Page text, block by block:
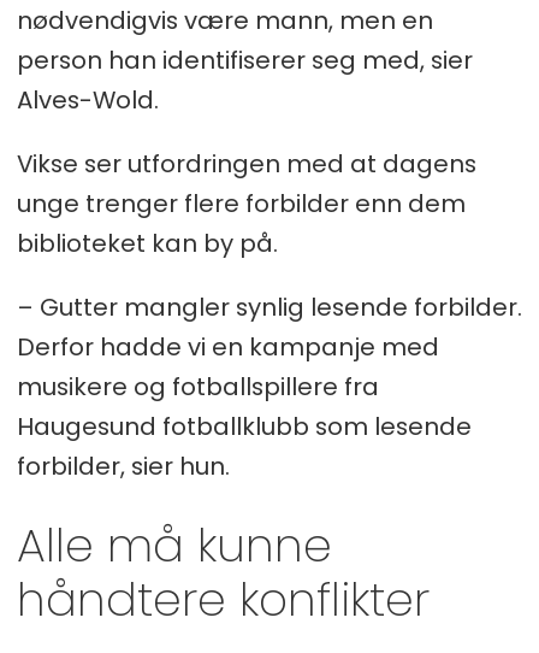
nødvendigvis være mann, men en
person han identifiserer seg med, sier
Alves-Wold.
Vikse ser utfordringen med at dagens
unge trenger flere forbilder enn dem
biblioteket kan by på.
– Gutter mangler synlig lesende forbilder.
Derfor hadde vi en kampanje med
musikere og fotballspillere fra
Haugesund fotballklubb som lesende
forbilder, sier hun.
Alle må kunne
håndtere konflikter